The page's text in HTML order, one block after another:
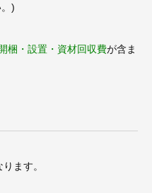
)
梱・設置・資材回収費が含ま
ります。